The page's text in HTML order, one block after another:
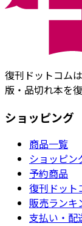
復刊ドットコム
版・品切れ本を
ショッピング
商品一覧
ショッピン
予約商品
復刊ドット
販売ランキ
支払い・配